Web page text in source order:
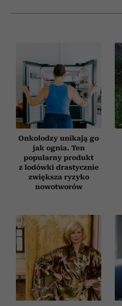
Onkolodzy unikają go
jak ognia. Ten
popularny produkt
z lodówki drastycznie
zwiększa ryzyko
nowotworów